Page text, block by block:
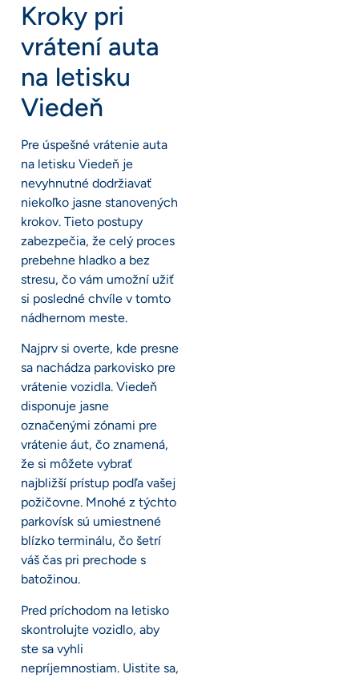
Kroky pri
vrátení auta
na letisku
Viedeň
Pre úspešné vrátenie auta
na letisku Viedeň je
nevyhnutné dodržiavať
niekoľko jasne stanovených
krokov. Tieto postupy
zabezpečia, že celý proces
prebehne hladko a bez
stresu, čo vám umožní užiť
si posledné chvíle v tomto
nádhernom meste.
Najprv si overte, kde presne
sa nachádza parkovisko pre
vrátenie vozidla. Viedeň
disponuje jasne
označenými zónami pre
vrátenie áut, čo znamená,
že si môžete vybrať
najbližší prístup podľa vašej
požičovne. Mnohé z týchto
parkovísk sú umiestnené
blízko terminálu, čo šetrí
váš čas pri prechode s
batožinou.
Pred príchodom na letisko
skontrolujte vozidlo, aby
ste sa vyhli
nepríjemnostiam. Uistite sa,